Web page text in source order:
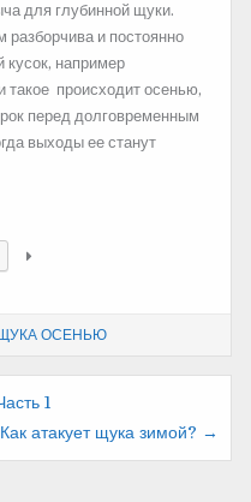
для глубинной щуки.
и постоянно
кусок, например
такое происходит осенью,
перед долговременным
выходы ее станут
ОСЕНЬЮ
1
Как атакует щука зимой? →